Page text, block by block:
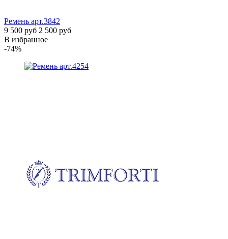
Ремень арт.3842
9 500 руб 2 500 руб
В избранное
-74%